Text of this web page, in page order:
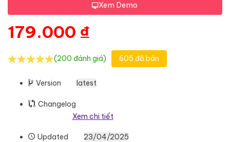
Xem Demo
179.000 ₫
(200 đánh giá) 605 đã bán
Version latest
Changelog
Xem chi tiết
Updated 23/04/2025